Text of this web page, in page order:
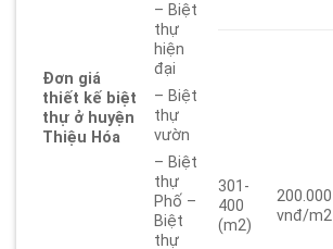
Đơn giá
thiết kế biệt
thự ở huyện
Thiệu Hóa
– Biệt
thự
hiện
đại
– Biệt
thự
vườn
– Biệt
thự
Phố –
Biệt
thự
301-
400
(m2)
200.000
vnđ/m2